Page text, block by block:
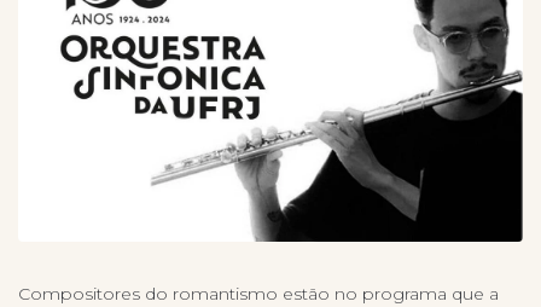
Compositores do romantismo estão no programa que a